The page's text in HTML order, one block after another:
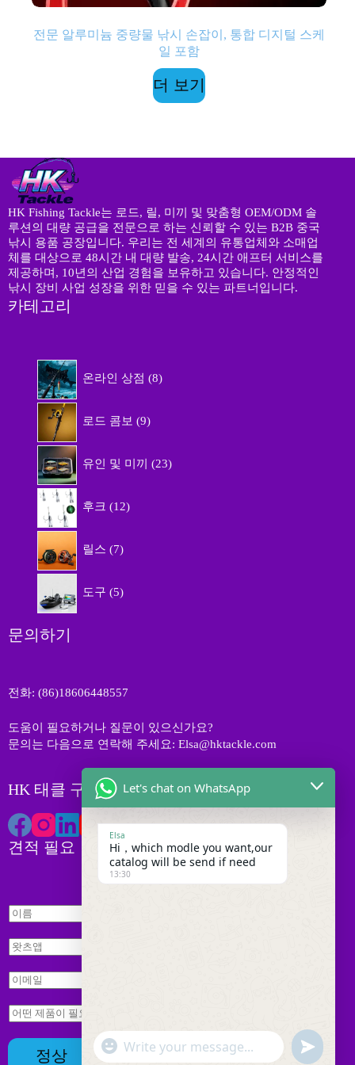
전문 알루미늄 중량물 낚시 손잡이, 통합 디지털 스케
일 포함
더 보기
HK Fishing Tackle는 로드, 릴, 미끼 및 맞춤형 OEM/ODM 솔
루션의 대량 공급을 전문으로 하는 신뢰할 수 있는 B2B 중국
낚시 용품 공장입니다. 우리는 전 세계의 유통업체와 소매업
체를 대상으로 48시간 내 대량 발송, 24시간 애프터 서비스를
제공하며, 10년의 산업 경험을 보유하고 있습니다. 안정적인
낚시 장비 사업 성장을 위한 믿을 수 있는 파트너입니다.
카테고리
온라인 상점 8개
로드 콤보 9개
품
유인 및 미끼 233
후크 122
릴스 7개
품
도구 5개
문의하기
전화: (86)18606448557
도움이 필요하거나 질문이 있으신가요?
문의는 다음으로 연락해 주세요: Elsa@hktackle.com
HK 태클 구독하기
견적 필요
이
름
*
이
름
q
u
r
왓
츠
앱
*
이
메
일
*
문
의
*
정상
Let's chat on WhatsApp
Elsa
Hi，which modle you want,our
catalog will be send if need
13:30
"
W
u